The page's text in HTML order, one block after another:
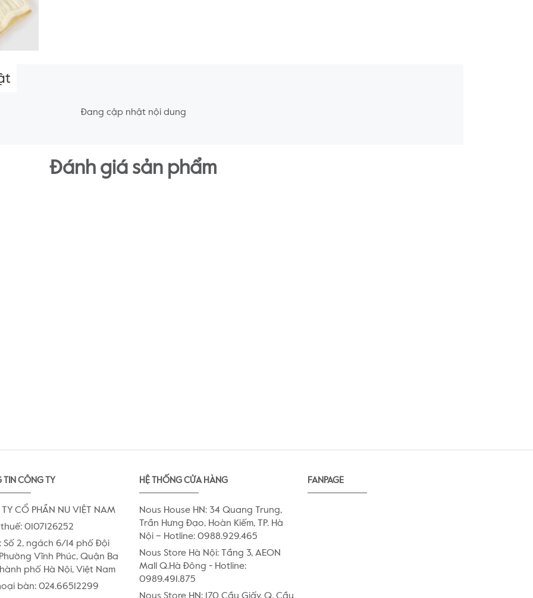
Đang cập nhật nội dung
Đánh giá sản phẩm
TIN CÔNG TY
CỔ PHẦN NU VIỆT NAM
0107126252
Số 2, ngách 6/14 phố Đội
Vĩnh Phúc, Quận Ba
phố Hà Nội, Việt Nam
bàn: 024.66512299
HỆ THỐNG CỬA HÀNG
Nous House HN: 34 Quang Trung,
Trần Hưng Đạo, Hoàn Kiếm, TP. Hà
Nội – Hotline: 0988.929.465
Nous Store Hà Nội: Tầng 3, AEON
Mall Q.Hà Đông - Hotline:
0989.491.875
FANPAGE